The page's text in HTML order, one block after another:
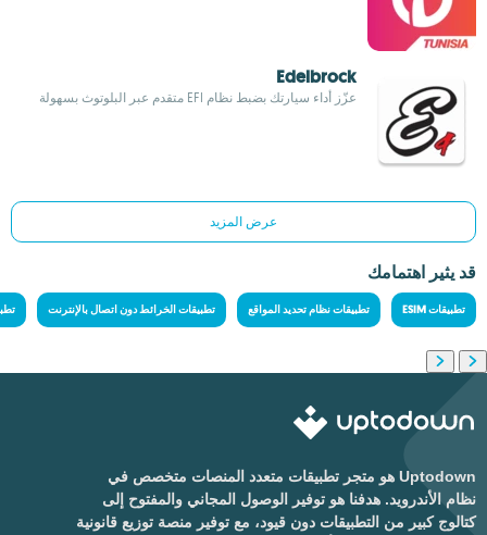
Edelbrock
عزّز أداء سيارتك بضبط نظام EFI متقدم عبر البلوتوث بسهولة
عرض المزيد
قد يثير اهتمامك
تطبيقات ESIM تطبيقات نظام تحديد المواقع تطبيقات الخرائط دون اتصال بالإنترنت
Uptodown هو متجر تطبيقات متعدد المنصات متخصص في
نظام الأندرويد. هدفنا هو توفير الوصول المجاني والمفتوح إلى
كتالوج كبير من التطبيقات دون قيود، مع توفير منصة توزيع قانونية